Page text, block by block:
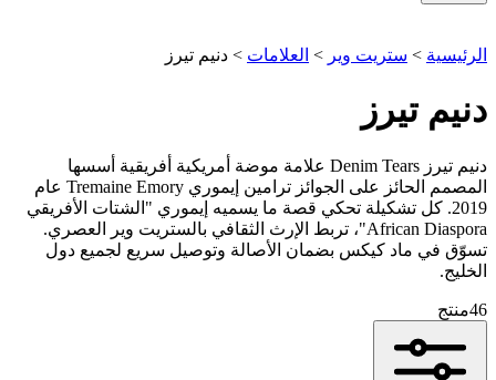
الرئيسية > ستريت وير > العلامات > دنيم تيرز
دنيم تيرز
دنيم تيرز Denim Tears علامة موضة أمريكية أفريقية أسسها
المصمم الحائز على الجوائز ترامين إيموري Tremaine Emory عام
2019. كل تشكيلة تحكي قصة ما يسميه إيموري "الشتات الأفريقي
African Diaspora"، تربط الإرث الثقافي بالستريت وير العصري.
تسوّق في ماد كيكس بضمان الأصالة وتوصيل سريع لجميع دول
الخليج.
46منتج